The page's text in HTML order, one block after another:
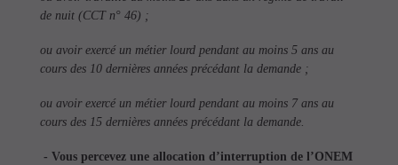
de nuit (CCT n° 46) ;
ou avoir exercé un métier lourd pendant au moins 5 ans au
cours des 10 dernières années précédant la demande ;
ou avoir exercé un métier lourd pendant au moins 7 ans au
cours des 15 dernières années précédant la demande.
- Vous percevez une allocation d’interruption de l’ONEM